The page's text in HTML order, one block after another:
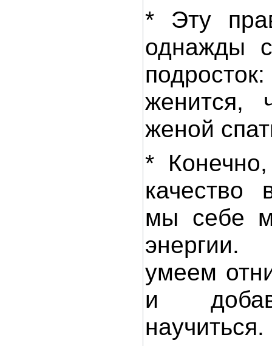
* Эту
однажды
женится,
женой
*
качество
мы себе
умеем
и
научиться.